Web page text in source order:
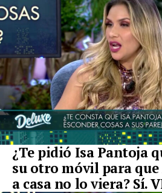
¿Te pidió Isa Pantoja
su otro móvil para
a casa no lo viera? Sí.